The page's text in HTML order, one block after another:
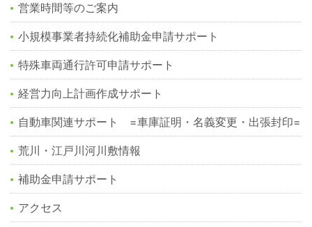
営業時間等のご案内
小規模事業者持続化補助金申請サポート
特殊車両通行許可申請サポート
経営力向上計画作成サポート
自動車関連サポート =車庫証明・名義変更・出張封印=
荒川・江戸川河川敷情報
補助金申請サポート
アクセス